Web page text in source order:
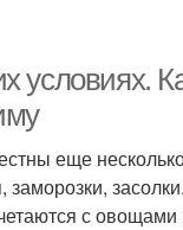
условиях.
еще
с